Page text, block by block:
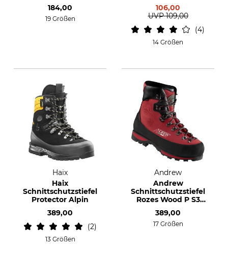
184,00
19 Größen
106,00
UVP 109,00
4
14 Größen
Haix
Haix
Schnittschutzstiefel
Protector Alpin
389,00
2
13 Größen
Andrew
Andrew
Schnittschutzstiefel
Rozes Wood P S3
389,00
17 Größen